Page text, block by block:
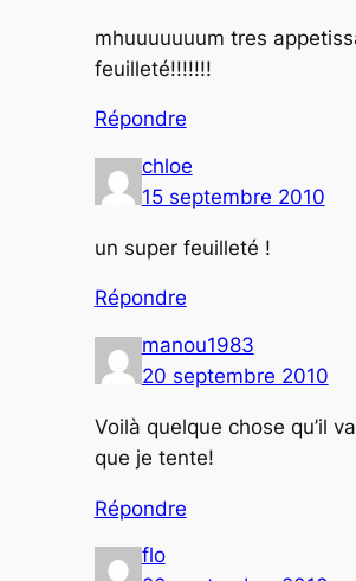
mhuuuuuuum tres
feuilleté!!!!!!!
Répondre
chloe
15 septembre 2010
un super feuilleté !
Répondre
manou1983
20 septembre 2010
Voilà quelque chose qu’il
que je tente!
Répondre
flo